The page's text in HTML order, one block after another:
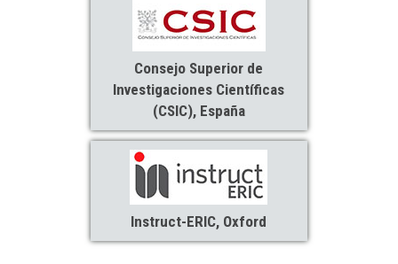
Consejo Superior de
Investigaciones Científicas
(CSIC), España
Instruct-ERIC, Oxford